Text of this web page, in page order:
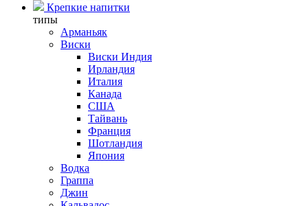
Крепкие напитки
типы
Арманьяк
Виски
Виски Индия
Ирландия
Италия
Канада
США
Тайвань
Франция
Шотландия
Япония
Водка
Граппа
Джин